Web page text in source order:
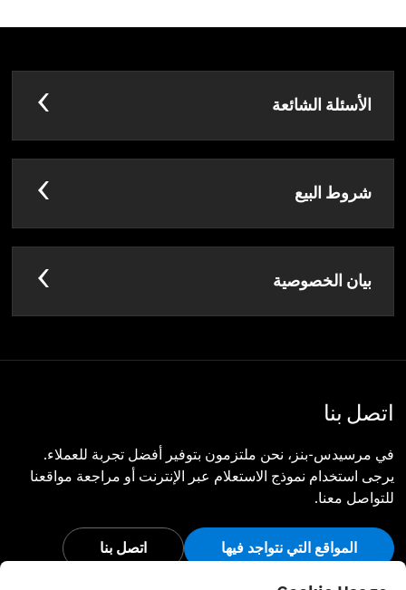
الأسئلة الشائعة
شروط البيع
بيان الخصوصية
اتصل بنا
في مرسيدس-بنز، نحن ملتزمون بتوفير أفضل تجربة للعملاء.
يرجى استخدام نموذج الاستعلام عبر الإنترنت أو مراجعة مواقعنا
للتواصل معنا.
المواقع التي نتواجد فيها اتصل بنا